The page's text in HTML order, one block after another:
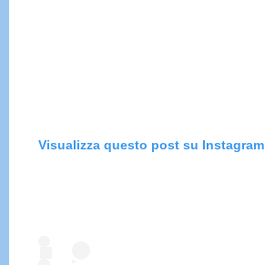
Visualizza questo post su Instagram